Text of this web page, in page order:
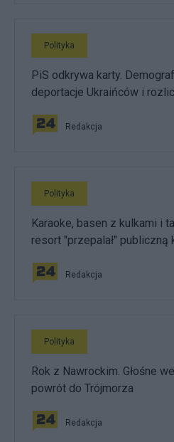
Polityka
PiS odkrywa karty.
deportacje Ukraińców i
Redakcja
Polityka
Karaoke, basen z kulkami i
resort "przepalał" publiczną
Redakcja
Polityka
Rok z Nawrockim. Głośne
powrót do Trójmorza
Redakcja